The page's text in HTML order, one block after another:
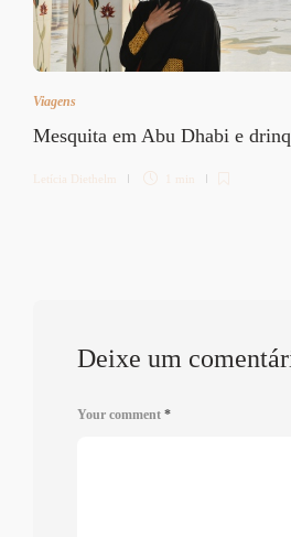
Viagens
Mesquita em Abu Dhabi e
Letícia Diethelm 1 min
Deixe um
Your comment *